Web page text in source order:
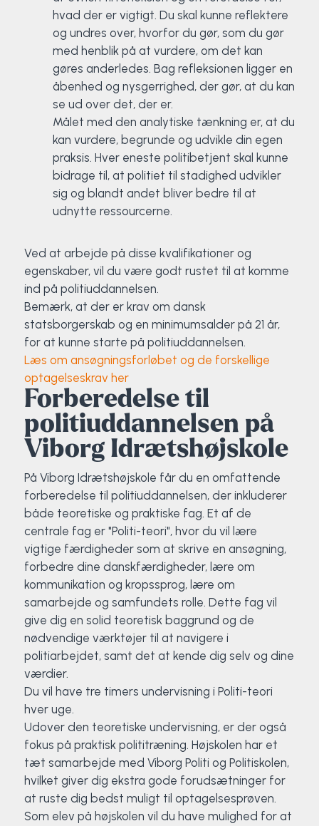
hvad der er vigtigt. Du skal kunne reflektere
og undres over, hvorfor du gør, som du gør
med henblik på at vurdere, om det kan
gøres anderledes. Bag refleksionen ligger en
åbenhed og nysgerrighed, der gør, at du kan
se ud over det, der er.
Målet med den analytiske tænkning er, at du
kan vurdere, begrunde og udvikle din egen
praksis. Hver eneste politibetjent skal kunne
bidrage til, at politiet til stadighed udvikler
sig og blandt andet bliver bedre til at
udnytte ressourcerne.
Ved at arbejde på disse kvalifikationer og
egenskaber, vil du være godt rustet til at komme
ind på politiuddannelsen.
Bemærk, at der er krav om dansk
statsborgerskab og en minimumsalder på 21 år,
for at kunne starte på politiuddannelsen.
Læs om ansøgningsforløbet og de forskellige
optagelseskrav her
Forberedelse til
politiuddannelsen på
Viborg Idrætshøjskole
På Viborg Idrætshøjskole får du en omfattende
forberedelse til politiuddannelsen, der inkluderer
både teoretiske og praktiske fag. Et af de
centrale fag er "Politi-teori", hvor du vil lære
vigtige færdigheder som at skrive en ansøgning,
forbedre dine danskfærdigheder, lære om
kommunikation og kropssprog, lære om
samarbejde og samfundets rolle. Dette fag vil
give dig en solid teoretisk baggrund og de
nødvendige værktøjer til at navigere i
politiarbejdet, samt det at kende dig selv og dine
værdier.
Du vil have tre timers undervisning i Politi-teori
hver uge.
Udover den teoretiske undervisning, er der også
fokus på praktisk polititræning. Højskolen har et
tæt samarbejde med Viborg Politi og Politiskolen,
hvilket giver dig ekstra gode forudsætninger for
at ruste dig bedst muligt til optagelsesprøven.
Som elev på højskolen vil du have mulighed for at